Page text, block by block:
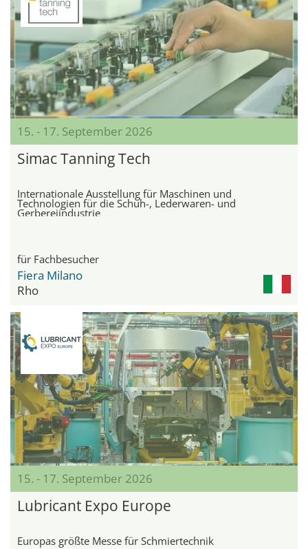
15. - 17. September 2026
Simac Tanning Tech
Internationale Ausstellung für Maschinen und
Technologien für die Schuh-, Lederwaren- und
Gerbereiindustrie
für Fachbesucher
Fiera Milano
Rho
15. - 17. September 2026
Lubricant Expo Europe
Europas größte Messe für Schmiertechnik